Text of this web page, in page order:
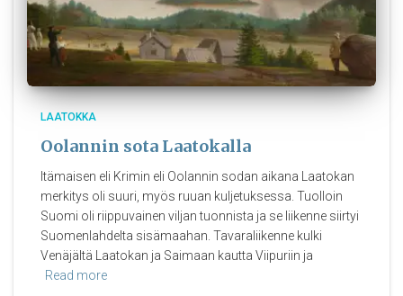
LAATOKKA
Oolannin sota Laatokalla
Itämaisen eli Krimin eli Oolannin sodan aikana Laatokan
merkitys oli suuri, myös ruuan kuljetuksessa. Tuolloin
Suomi oli riippuvainen viljan tuonnista ja se liikenne siirtyi
Suomenlahdelta sisämaahan. Tavaraliikenne kulki
Venäjältä Laatokan ja Saimaan kautta Viipuriin ja
Read more